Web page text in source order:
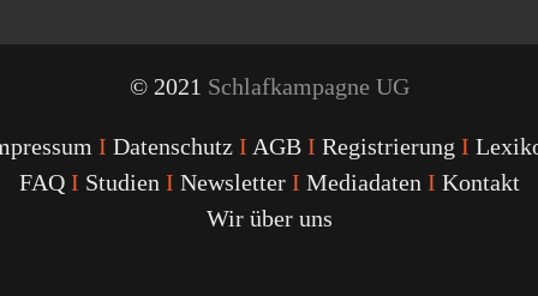
© 2021 Schlafkampagne UG
I Datenschutz I AGB I Registrierung I
FAQ I Studien I Newsletter I Mediadaten I Kontakt
Wir über uns